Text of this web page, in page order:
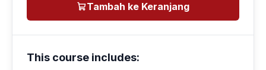
Tambah ke Keranjang
This course includes: